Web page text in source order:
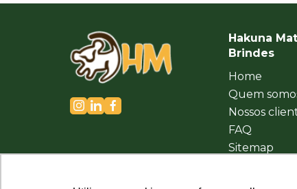
Hakuna
Brindes
Home
Quem
Nossos
FAQ
Sitemap